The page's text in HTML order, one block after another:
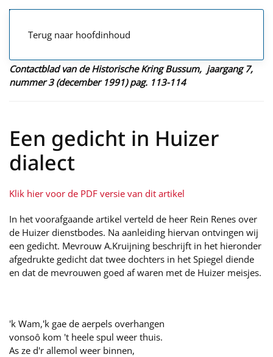
Terug naar hoofdinhoud
Contactblad van de Historische Kring Bussum, jaargang 7,
nummer 3 (december 1991) pag. 113-114
Een gedicht in Huizer
dialect
Klik hier voor de PDF versie van dit artikel
In het voorafgaande artikel verteld de heer Rein Renes over
de Huizer dienstbodes. Na aanleiding hiervan ontvingen wij
een gedicht. Mevrouw A.Kruijning beschrijft in het hieronder
afgedrukte gedicht dat twee dochters in het Spiegel diende
en dat de mevrouwen goed af waren met de Huizer meisjes.
'k Wam,'k gae de aerpels overhangen
vonsoô kom 't heele spul weer thuis.
As ze d'r allemol weer binnen,